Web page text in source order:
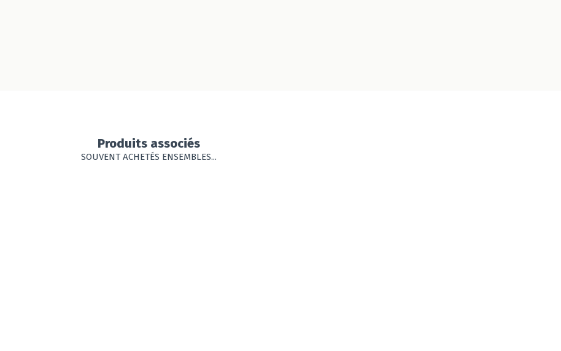
Produits associés
SOUVENT ACHETÉS ENSEMBLES...